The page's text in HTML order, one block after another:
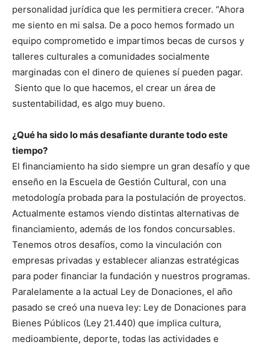
personalidad jurídica que les permitiera crecer. “Ahora
me siento en mi salsa. De a poco hemos formado un
equipo comprometido e impartimos becas de cursos y
talleres culturales a comunidades socialmente
marginadas con el dinero de quienes sí pueden pagar.
Siento que lo que hacemos, el crear un área de
sustentabilidad, es algo muy bueno.
¿Qué ha sido lo más desafiante durante todo este
tiempo?
El financiamiento ha sido siempre un gran desafío y que
enseño en la Escuela de Gestión Cultural, con una
metodología probada para la postulación de proyectos.
Actualmente estamos viendo distintas alternativas de
financiamiento, además de los fondos concursables.
Tenemos otros desafíos, como la vinculación con
empresas privadas y establecer alianzas estratégicas
para poder financiar la fundación y nuestros programas.
Paralelamente a la actual Ley de Donaciones, el año
pasado se creó una nueva ley: Ley de Donaciones para
Bienes Públicos (Ley 21.440) que implica cultura,
medioambiente, deporte, todas las actividades e